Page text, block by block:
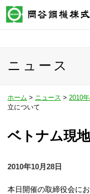
ニュース
ホーム > ニュース > 2010
立について
ベトナム現
2010年10月28日
本日開催の取締役会に